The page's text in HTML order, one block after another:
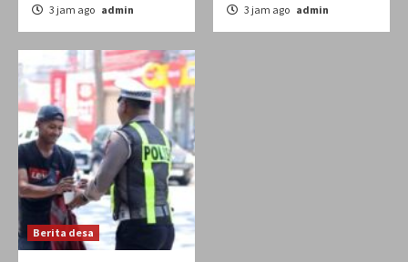
3 jam ago admin 3 jam ago admin
Berita desa